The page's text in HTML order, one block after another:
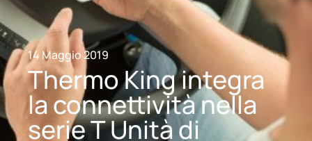
14 Maggio 2019
Thermo King integra
la connettività nella
serie T Unità di